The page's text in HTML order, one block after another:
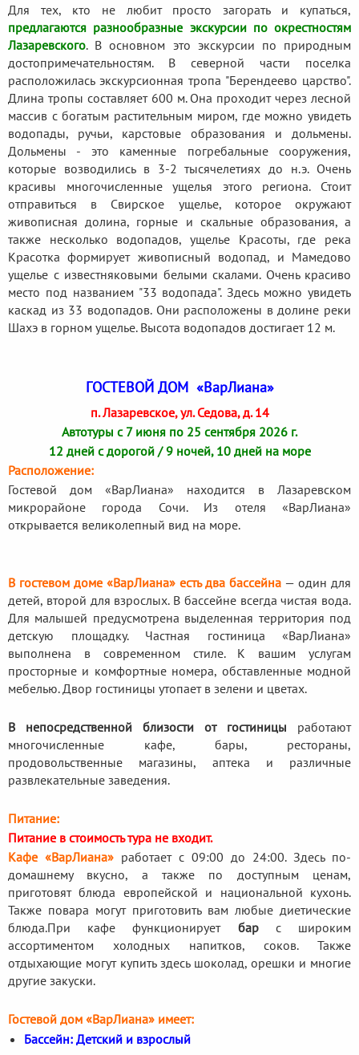
Для тех, кто не любит просто загорать и купаться,
предлагаются разнообразные экскурсии по окрестностям
Лазаревского. В основном это экскурсии по природным
достопримечательностям. В северной части поселка
расположилась экскурсионная тропа "Берендеево царство".
Длина тропы составляет 600 м. Она проходит через лесной
массив с богатым растительным миром, где можно увидеть
водопады, ручьи, карстовые образования и дольмены.
Дольмены - это каменные погребальные сооружения,
которые возводились в 3-2 тысячелетиях до н.э. Очень
красивы многочисленные ущелья этого региона. Стоит
отправиться в Свирское ущелье, которое окружают
живописная долина, горные и скальные образования, а
также несколько водопадов, ущелье Красоты, где река
Красотка формирует живописный водопад, и Мамедово
ущелье с известняковыми белыми скалами. Очень красиво
место под названием "33 водопада". Здесь можно увидеть
каскад из 33 водопадов. Они расположены в долине реки
Шахэ в горном ущелье. Высота водопадов достигает 12 м.
ГОСТЕВОЙ ДОМ «ВарЛиана»
п. Лазаревское, ул. Седова, д. 14
Автотуры с 7 июня по 25 сентября 2026 г.
12 дней с дорогой / 9 ночей, 10 дней на море
Расположение:
Гостевой дом «ВарЛиана» находится в Лазаревском
микрорайоне города Сочи. Из отеля «ВарЛиана»
открывается великолепный вид на море.
В гостевом доме «ВарЛиана» есть два бассейна — один для
детей, второй для взрослых. В бассейне всегда чистая вода.
Для малышей предусмотрена выделенная территория под
детскую площадку. Частная гостиница «ВарЛиана»
выполнена в современном стиле. К вашим услугам
просторные и комфортные номера, обставленные модной
мебелью. Двор гостиницы утопает в зелени и цветах.
В непосредственной близости от гостиницы работают
многочисленные кафе, бары, рестораны,
продовольственные магазины, аптека и различные
развлекательные заведения.
Питание:
Питание в стоимость тура не входит.
Кафе «ВарЛиана» работает с 09:00 до 24:00. Здесь по-
домашнему вкусно, а также по доступным ценам,
приготовят блюда европейской и национальной кухонь.
Также повара могут приготовить вам любые диетические
блюда.При кафе функционирует барс широким
ассортиментом холодных напитков, соков. Также
отдыхающие могут купить здесь шоколад, орешки и многие
другие закуски.
Гостевой дом «ВарЛиана» имеет:
Бассейн: Детский и взрослый